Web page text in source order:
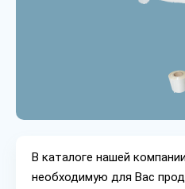
В каталоге нашей
необходимую для Вас